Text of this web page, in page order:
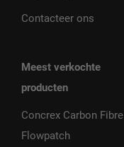
Contacteer ons
Meest verkochte
producten
Concrex Carbon Fibre
Flowpatch